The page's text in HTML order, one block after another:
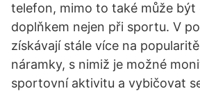
telefon, mimo to také může být
doplňkem nejen při sportu. V
získávají stále více na
náramky, s nimiž je možné
sportovní aktivitu a vybičovat